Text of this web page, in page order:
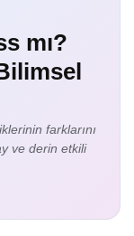
mı?
farklarını
ve derin etkili